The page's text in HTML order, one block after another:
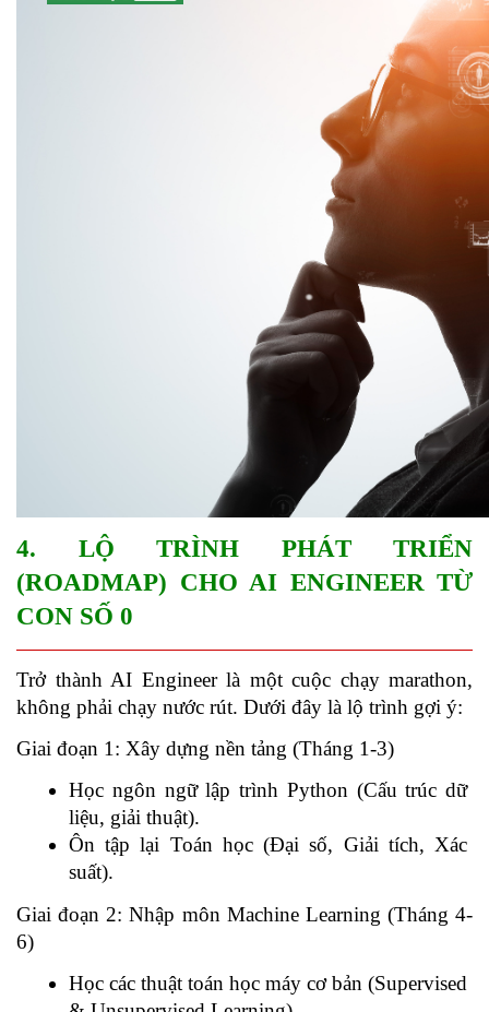
4. LỘ TRÌNH PHÁT TRIỂN
(ROADMAP) CHO AI ENGINEER TỪ
CON SỐ 0
Trở thành AI Engineer là một cuộc chạy marathon,
không phải chạy nước rút. Dưới đây là lộ trình gợi ý:
Giai đoạn 1: Xây dựng nền tảng (Tháng 1-3)
Học ngôn ngữ lập trình Python (Cấu trúc dữ
liệu, giải thuật).
Ôn tập lại Toán học (Đại số, Giải tích, Xác
suất).
Giai đoạn 2: Nhập môn Machine Learning (Tháng 4-
6)
Học các thuật toán học máy cơ bản (Supervised